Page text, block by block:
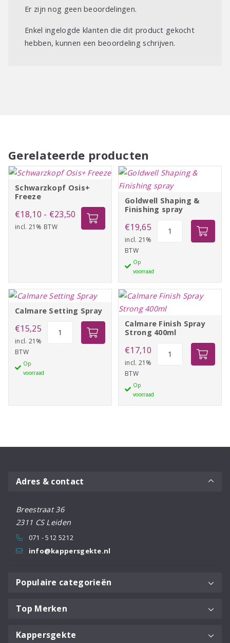
Er zijn nog geen beoordelingen.
Enkel ingelogde klanten die dit product gekocht
hebben, kunnen een beoordeling schrijven.
Gerelateerde producten
Schwarzkopf Osis+
Freeze
€18,10 - €23,50 Prijsklasse:
€18,10
incl. 21% BTW
Goldwell Shaping &
Finishing spray
€19,65
incl. 21%
BTW
Op
voorraad
aantal
Calmare Setting Spray
€15,25
incl. 21%
BTW
Op
voorraad
Calmare Finish Spray
Strong 400ml
€17,10
incl. 21%
BTW
Op
voorraad
Adres & contact
Breestraat 36
2311 CS Leiden
071 - 512 5212
info@kappersgekte.nl
Populaire categorieën
Top Merken
Kappersgekte